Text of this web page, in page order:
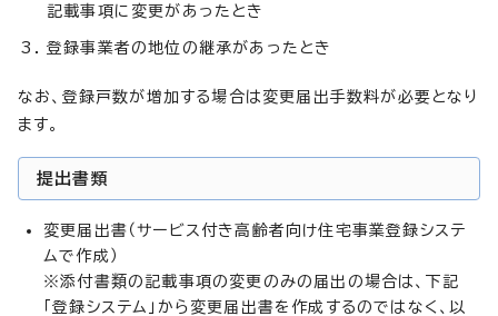
記載事項に変更があったとき
登録事業者の地位の継承があったとき
なお、登録戸数が増加する場合は変更届出手数料が必要となり
ます。
提出書類
変更届出書（サービス付き高齢者向け住宅事業登録システ
ムで作成）
※添付書類の記載事項の変更のみの届出の場合は、下記
「登録システム」から変更届出書を作成するのではなく、以